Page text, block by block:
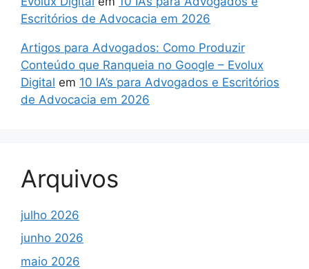
Escritórios de Advocacia em 2026
Artigos para Advogados: Como Produzir
Conteúdo que Ranqueia no Google – Evolux
Digital em 10 IA’s para Advogados e Escritórios
de Advocacia em 2026
Arquivos
julho 2026
junho 2026
maio 2026